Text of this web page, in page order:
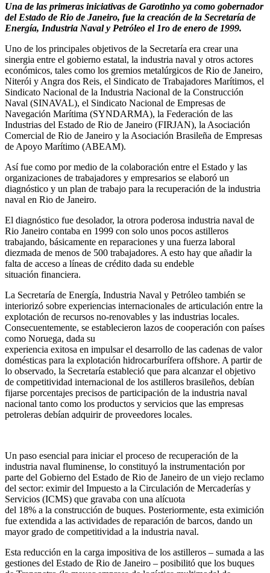
Una de las primeras iniciativas de Garotinho ya como gobernador
del Estado de Rio de Janeiro, fue la creación de la Secretaría de
Energía, Industria Naval y Petróleo el 1ro de enero de 1999.
Uno de los principales objetivos de la Secretaría era crear una
sinergia entre el gobierno estatal, la industria naval y otros actores
económicos, tales como los gremios metalúrgicos de Rio de Janeiro,
Niterói y Angra dos Reis, el Sindicato de Trabajadores Marítimos, el
Sindicato Nacional de la Industria Nacional de la Construcción
Naval (SINAVAL), el Sindicato Nacional de Empresas de
Navegación Marítima (SYNDARMA), la Federación de las
Industrias del Estado de Rio de Janeiro (FIRJAN), la Asociación
Comercial de Rio de Janeiro y la Asociación Brasileña de Empresas
de Apoyo Marítimo (ABEAM).
Así fue como por medio de la colaboración entre el Estado y las
organizaciones de trabajadores y empresarios se elaboró un
diagnóstico y un plan de trabajo para la recuperación de la industria
naval en Rio de Janeiro.
El diagnóstico fue desolador, la otrora poderosa industria naval de
Rio Janeiro contaba en 1999 con solo unos pocos astilleros
trabajando, básicamente en reparaciones y una fuerza laboral
diezmada de menos de 500 trabajadores. A esto hay que añadir la
falta de acceso a líneas de crédito dada su endeble
situación financiera.
La Secretaría de Energía, Industria Naval y Petróleo también se
interiorizó sobre experiencias internacionales de articulación entre la
explotación de recursos no-renovables y las industrias locales.
Consecuentemente, se establecieron lazos de cooperación con países
como Noruega, dada su
experiencia exitosa en impulsar el desarrollo de las cadenas de valor
domésticas para la explotación hidrocarburífera offshore. A partir de
lo observado, la Secretaría estableció que para alcanzar el objetivo
de competitividad internacional de los astilleros brasileños, debían
fijarse porcentajes precisos de participación de la industria naval
nacional tanto como los productos y servicios que las empresas
petroleras debían adquirir de proveedores locales.
Un paso esencial para iniciar el proceso de recuperación de la
industria naval fluminense, lo constituyó la instrumentación por
parte del Gobierno del Estado de Rio de Janeiro de un viejo reclamo
del sector: eximir del Impuesto a la Circulación de Mercaderías y
Servicios (ICMS) que gravaba con una alícuota
del 18% a la construcción de buques. Posteriormente, esta eximición
fue extendida a las actividades de reparación de barcos, dando un
mayor grado de competitividad a la industria naval.
Esta reducción en la carga impositiva de los astilleros – sumada a las
gestiones del Estado de Rio de Janeiro – posibilitó que los buques